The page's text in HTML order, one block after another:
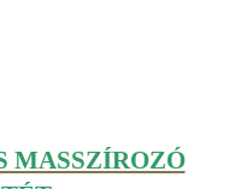
MASSZÍROZÓ